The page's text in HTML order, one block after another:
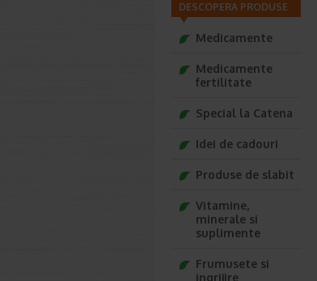
DESCOPERA PRODUSE
Medicamente
Medicamente
fertilitate
Special la Catena
Idei de cadouri
Produse de slabit
Vitamine,
minerale si
suplimente
Frumusete si
ingrijire